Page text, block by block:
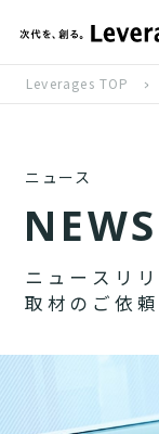
Leverages TOP
ニュース
NEWS
ニ ュ ー ス リ リ
取 材 の ご 依 頼